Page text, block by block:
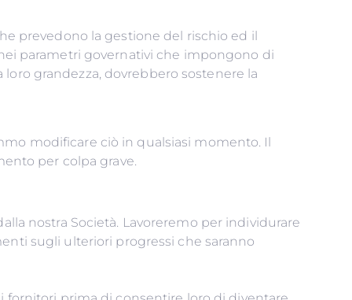
prevedono la gestione del rischio ed il
parametri governativi che impongono di
grandezza, dovrebbero sostenere la
moderne forme di schiavitù.
modificare ciò in qualsiasi momento. Il
per colpa grave.
nostra Società. Lavoreremo per individurare
sugli ulteriori progressi che saranno